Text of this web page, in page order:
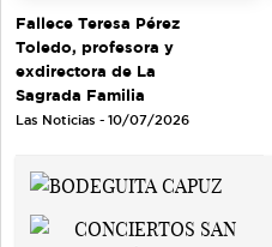
Fallece Teresa Pérez
Toledo, profesora y
exdirectora de La
Sagrada Familia
Las Noticias - 10/07/2026